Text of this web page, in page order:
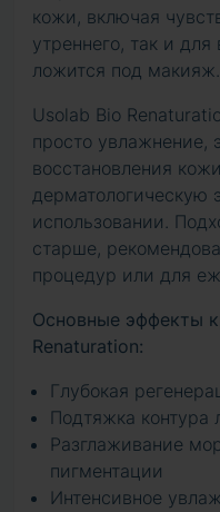
кожи, включая
утреннего, так и для
ложится под макияж.
Usolab Bio
просто увлажнение,
восстановления
дерматологическую
использовании.
старше,
процедур или для
Основные эффекты
Renaturation:
Глубокая
Подтяжка контура
Разглаживание
пигментации
Интенсивное